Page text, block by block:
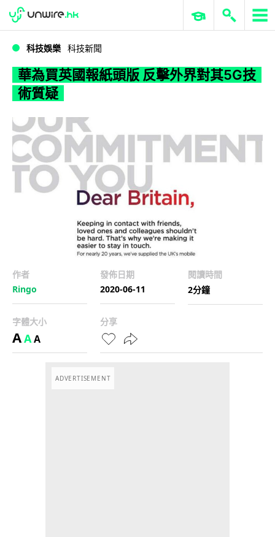
WWDC 2026 ERP 與商業 AI
科技娛樂 科技新聞
華為買英國報紙頭版 反擊外界對其5G技
術質疑
作者
Ringo
發佈日期
2020-06-11
閱讀時間
2分鐘
字體大小
AAA
分享
ADVERTISEMENT